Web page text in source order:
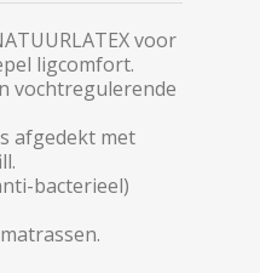
voor
ligcomfort.
vochtregulerende
afgedekt met
bacterieel)